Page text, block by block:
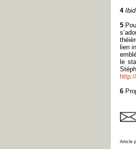
4 Ibid
5
lien
le
6
Article